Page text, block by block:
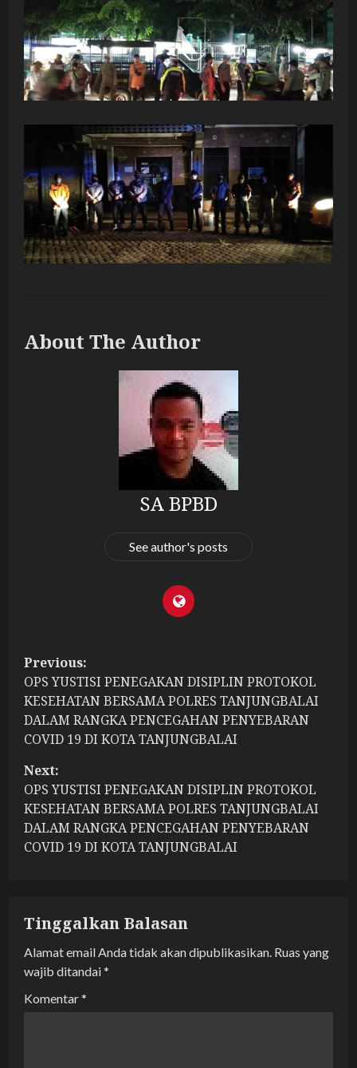
About The Author
SA BPBD
See author's posts
P
o
s
t
n
a
v
g
a
t
Previous:
OPS YUSTISI PENEGAKAN DISIPLIN PROTOKOL
KESEHATAN BERSAMA POLRES TANJUNGBALAI
DALAM RANGKA PENCEGAHAN PENYEBARAN
COVID 19 DI KOTA TANJUNGBALAI
Next:
OPS YUSTISI PENEGAKAN DISIPLIN PROTOKOL
KESEHATAN BERSAMA POLRES TANJUNGBALAI
DALAM RANGKA PENCEGAHAN PENYEBARAN
COVID 19 DI KOTA TANJUNGBALAI
Tinggalkan Balasan
Alamat email Anda tidak akan dipublikasikan. Ruas yang
wajib ditandai*
Komentar*